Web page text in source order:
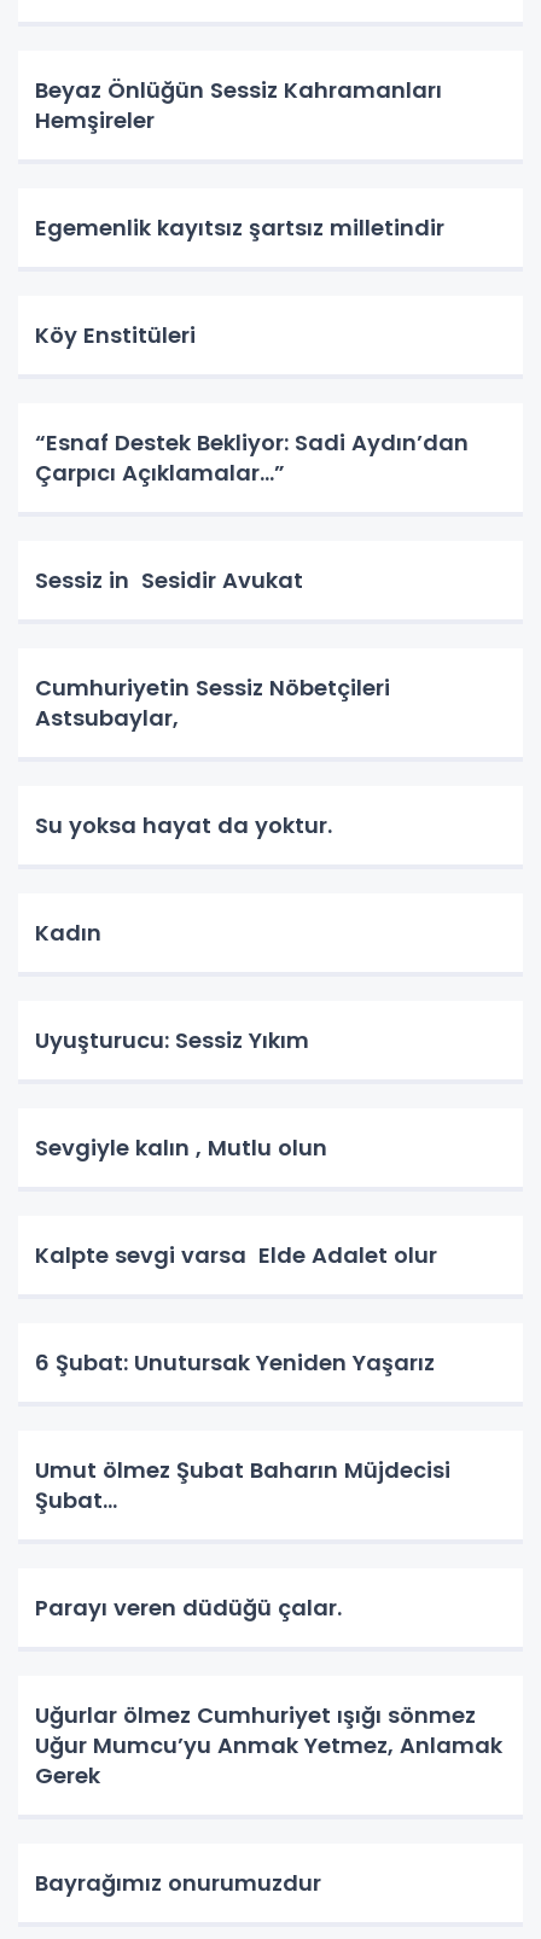
Beyaz Önlüğün Sessiz Kahramanları
Hemşireler
Egemenlik kayıtsız şartsız milletindir
Köy Enstitüleri
“Esnaf Destek Bekliyor: Sadi Aydın’dan
Çarpıcı Açıklamalar…”
Sessiz in Sesidir Avukat
Cumhuriyetin Sessiz Nöbetçileri
Astsubaylar,
Su yoksa hayat da yoktur.
Kadın
Uyuşturucu: Sessiz Yıkım
Sevgiyle kalın , Mutlu olun
Kalpte sevgi varsa Elde Adalet olur
6 Şubat: Unutursak Yeniden Yaşarız
Umut ölmez Şubat Baharın Müjdecisi
Şubat…
Parayı veren düdüğü çalar.
Uğurlar ölmez Cumhuriyet ışığı sönmez
Uğur Mumcu’yu Anmak Yetmez, Anlamak
Gerek
Bayrağımız onurumuzdur